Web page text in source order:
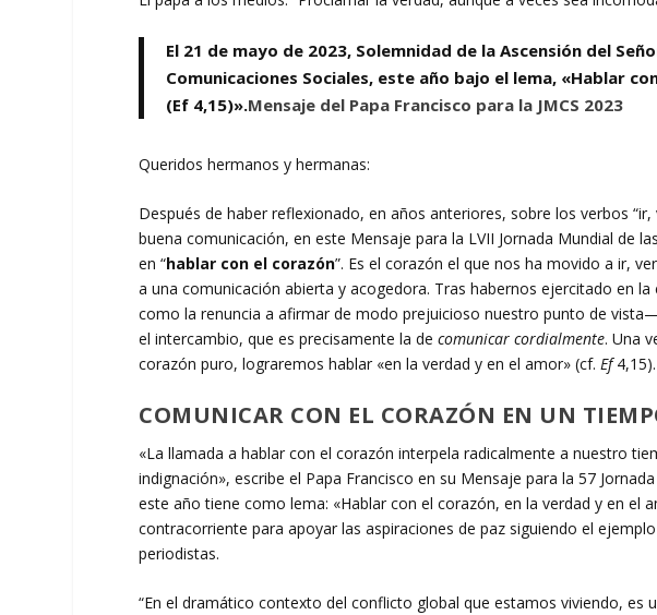
El 21 de mayo de 2023, Solemnidad de la Ascensión del
Comunicaciones Sociales, este año bajo el lema, «Hablar
(Ef 4,15)».Mensaje del Papa Francisco para la JMCS 2023
Queridos hermanos y hermanas:
Después de haber reflexionado, en años anteriores, sobre los verbos “ir,
buena comunicación, en este Mensaje para la LVII Jornada Mundial de
en “hablar con el corazón”. Es el corazón el que nos ha movido a ir,
a una comunicación abierta y acogedora. Tras habernos ejercitado en
como la renuncia a afirmar de modo prejuicioso nuestro punto de
el intercambio, que es precisamente la decomunicar cordialmente. Una
corazón puro, lograremos hablar «en la verdad y en el amor» (cf.Ef4,15).
COMUNICAR CON EL CORAZÓN EN UN
«La llamada a hablar con el corazón interpela radicalmente a nuestro
indignación», escribe el Papa Francisco en su Mensaje para la 57
este año tiene como lema: «Hablar con el corazón, en la verdad y en el
contracorriente para apoyar las aspiraciones de paz siguiendo el
periodistas.
“En el dramático contexto del conflicto global que estamos viviendo, es